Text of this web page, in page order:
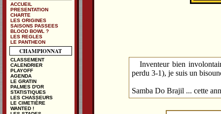
Inventeur bien
perdu 3-1), je suis un
Samba Do Brajil ... cette
ACCUEIL
PRESENTATION
CHARTE
LES ORIGINES
SAISONS PASSEES
BLOOD BOWL ?
LES REGLES
LE PANTHEON
CHAMPIONNAT
CLASSEMENT
CALENDRIER
PLAYOFF
AGENDA
LE GRATIN
PALMES D'OR
STATISTIQUES
LES CHASSEURS
LE CIMETIÈRE
WANTED !